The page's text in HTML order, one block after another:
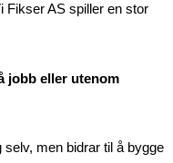
Fikser AS spiller en stor
jobb eller utenom
men bidrar til å bygge